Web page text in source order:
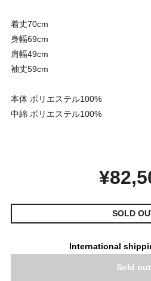
着丈70cm
身幅69cm
肩幅49cm
袖丈59cm
本体 ポリエステル100%
中綿 ポリエステル100%
SOLD
International
Sold out